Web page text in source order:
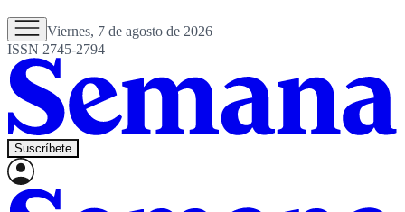
Viernes, 7 de agosto de 2026
ISSN 2745-2794
Suscríbete